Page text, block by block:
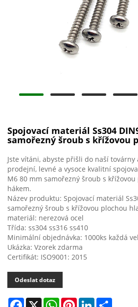
Spojovací materiál Ss304
samořezný šroub s křížovou
Jste vítáni, abyste přišli do naší
prodejní, levné a vysoce kvalitní
M6 80 mm samořezný šroub s
hákem.
Název produktu: Spojovací materiál
samořezný šroub s křížovou plochou
materiál: nerezová ocel
Třída: ss304 ss316 ss410
Minimální objednávka: 1000ks každá
Ukázka: Vzorek zdarma
Certifikát: ISO9001: 2015
Odeslat dotaz
Facebook
X WhatsAppPinterestLinkedIn